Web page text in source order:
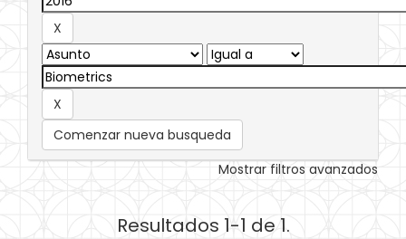
Comenzar nueva busqueda
Mostrar filtros avanzados
Resultados 1-1 de 1.